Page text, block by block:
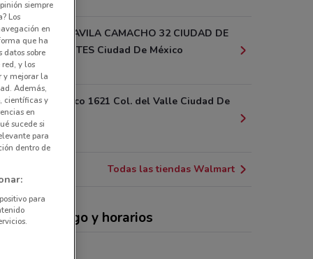
MAXIMINO AVILA CAMACHO 32 CIUDAD DE
LOS DEPORTES Ciudad De México
1 km
San Francisco 1621 Col. del Valle Ciudad De
México
1.1 km
Todas las tiendas Walmart
catálogo y horarios
siempre
Los
en
que ha
datos sobre
y los
y mejorar la
Además,
científicas y
en
sucede si
para
dentro de
para